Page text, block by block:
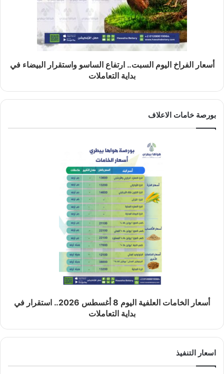
أسعار الفراخ اليوم السبت.. ارتفاع الساسو واستقرار البيضاء في
بداية التعاملات
بورصة خامات الاعلاف
أسعار الخامات العلفية اليوم 8 أغسطس 2026.. استقرار في
بداية التعاملات
اسعار التنفيذ